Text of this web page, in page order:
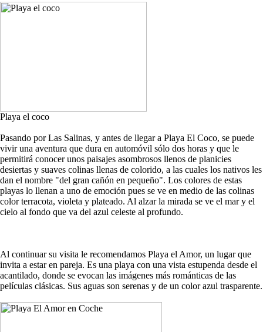
Playa el coco
Pasando por Las Salinas, y antes de llegar a Playa El Coco, se puede
vivir una aventura que dura en automóvil sólo dos horas y que le
permitirá conocer unos paisajes asombrosos llenos de planicies
desiertas y suaves colinas llenas de colorido, a las cuales los nativos les
dan el nombre "del gran cañón en pequeño". Los colores de estas
playas lo llenan a uno de emoción pues se ve en medio de las colinas
color terracota, violeta y plateado. Al alzar la mirada se ve el mar y el
cielo al fondo que va del azul celeste al profundo.
Al continuar su visita le recomendamos Playa el Amor, un lugar que
invita a estar en pareja. Es una playa con una vista estupenda desde el
acantilado, donde se evocan las imágenes más románticas de las
películas clásicas. Sus aguas son serenas y de un color azul trasparente.